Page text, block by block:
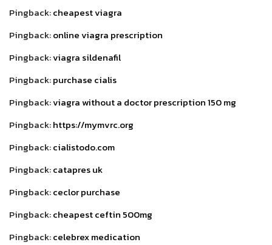
Pingback:cheapest viagra
Pingback:online viagra prescription
Pingback:viagra sildenafil
Pingback:purchase cialis
Pingback:viagra without a doctor prescription 150 mg
Pingback:https://mymvrc.org
Pingback:cialistodo.com
Pingback:catapres uk
Pingback:ceclor purchase
Pingback:cheapest ceftin 500mg
Pingback:celebrex medication